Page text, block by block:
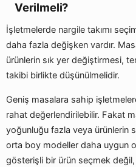
Verilmeli?
İşletmelerde nargile takımı
daha fazla değişken vardır.
ürünlerin sık yer değiştirmesi,
takibi birlikte düşünülmelidir.
Geniş masalara sahip
rahat değerlendirilebilir. Fakat
yoğunluğu fazla veya ürünlerin
orta boy modeller daha uygun
gösterişli bir ürün seçmek